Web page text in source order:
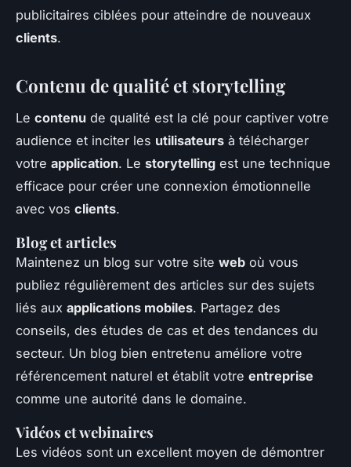
publicitaires ciblées pour atteindre de nouveaux
clients.
Contenu de qualité et storytelling
Le contenu de qualité est la clé pour captiver votre
audience et inciter les utilisateurs à télécharger
votre application. Le storytelling est une technique
efficace pour créer une connexion émotionnelle
avec vos clients.
Blog et articles
Maintenez un blog sur votre site web où vous
publiez régulièrement des articles sur des sujets
liés aux applications mobiles. Partagez des
conseils, des études de cas et des tendances du
secteur. Un blog bien entretenu améliore votre
référencement naturel et établit votre entreprise
comme une autorité dans le domaine.
Vidéos et webinaires
Les vidéos sont un excellent moyen de démontrer